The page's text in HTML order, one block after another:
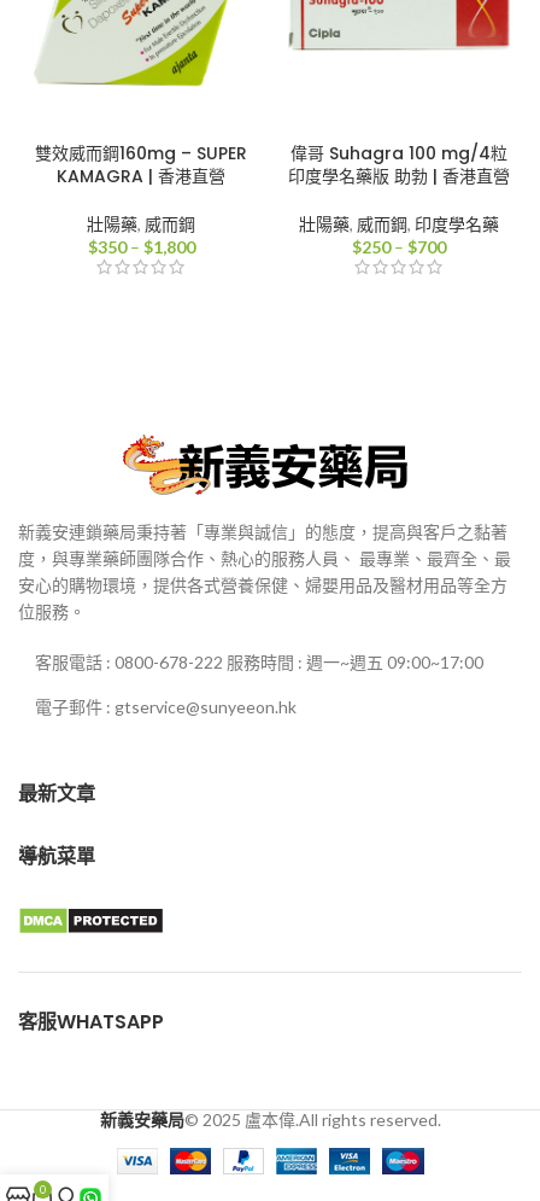
雙效威而鋼160mg – SUPER
KAMAGRA | 香港直營
壯陽藥, 威而鋼
$350 – $1,800價
偉哥 Suhagra 100 mg/4粒
印度學名藥版 助勃 | 香港直營
壯陽藥, 威而鋼, 印度學名藥
$250 – $700價
新義安連鎖藥局秉持著「專業與誠信」的態度，提高與客戶之黏著
度，與專業藥師團隊合作、熱心的服務人員、 最專業、最齊全、最
安心的購物環境，提供各式營養保健、婦嬰用品及醫材用品等全方
位服務。
客服電話 : 0800-678-222 服務時間 : 週一~週五 09:00~17:00
電子郵件 : gtservice@sunyeeon.hk
最新文章
導航菜單
客服WHATSAPP
新義安藥局© 2025 盧本偉.All rights reserved.
0